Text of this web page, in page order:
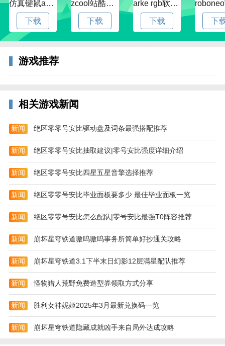
对抗未知的巨大诅咒，为在宿傩决战后的某天，未知的
诅咒再度降临，时空失控，过去与未来交织，保护与伤
害并存。睁眼之间，一切重新开始，你将踏上全新的征
战灵手机版特色
【百鬼夜行】
游戏提供多种模式，带来不同的挑战体验。玩家可以选
择三人或五人模式，除了获得基础的金币、高级淬炼石
和勾玉奖励外，还能领取丰厚的百鬼战令奖励。随着挑
战层数的提升，排名奖励将更加诱人。
【咒杀事件调查】
玩家需精心挑选并搭配5名英雄，中途无法更换，一站
到底，直至所有英雄倒下。增益的选择与阵容的巧妙搭
配将决定你的成败。每一层都有丰厚的奖励等待领取，
每日结算排名，排名越高，奖励越丰厚。
仿真键鼠app官方版下载v1.4.3.58 安卓最新版
下载
zcool站酷官方版下载v5.15.0 安卓最新版本
下载
arke rgb软件下载v20.0 安卓版
下载 下
游戏推荐
相关游戏新闻
新闻 绝区零零号安比驱动盘及词条最强搭配推荐
新闻 绝区零零号安比抽取建议|零号安比强度详细介绍
新闻 绝区零零号安比四星五星音擎选择推荐
新闻 绝区零零号安比毕业面板要多少 最佳毕业面板一览
新闻 绝区零零号安比怎么配队|零号安比最强T0阵容推荐
新闻 崩坏星穹铁道嗷呜嗷呜事务所简单好抄通关攻略
新闻 崩坏星穹铁道3.1下半末日幻影12层满星配队推荐
新闻 怪物猎人荒野免费造型券领取方式分享
新闻 胜利女神妮姬2025年3月最新兑换码一览
新闻 崩坏星穹铁道隐藏成就凶手来自局外达成攻略